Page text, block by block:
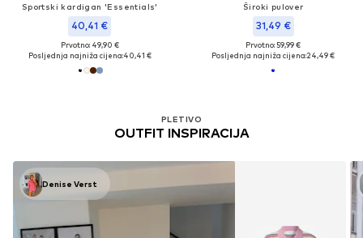
Sportski kardigan 'Essentials'
40,41 €
Prvotno: 49,90 €
Posljednja najniža cijena:40,41 €
Široki pulover
31,49 €
Prvotno: 59,99 €
Posljednja najniža cijena:24,49 €
PLETIVO
OUTFIT INSPIRACIJA
Denise Verst